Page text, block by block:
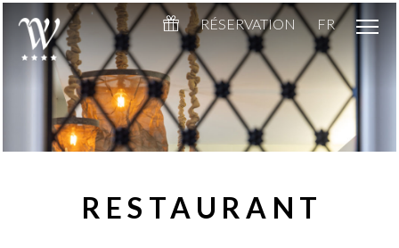
RÉSERVATION FR
RESTAURANT